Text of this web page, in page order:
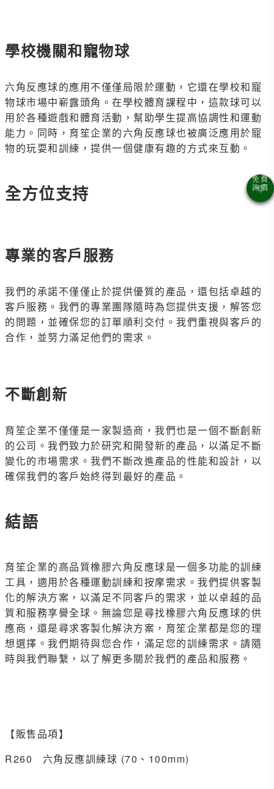
學校機關和寵物球
六角反應球的應用不僅僅局限於運動，它還在學校和寵
物球市場中嶄露頭角。在學校體育課程中，這款球可以
用於各種遊戲和體育活動，幫助學生提高協調性和運動
能力。同時，育笙企業的六角反應球也被廣泛應用於寵
物的玩耍和訓練，提供一個健康有趣的方式來互動。
全方位支持
專業的客戶服務
我們的承諾不僅僅止於提供優質的產品，還包括卓越的
客戶服務。我們的專業團隊隨時為您提供支援，解答您
的問題，並確保您的訂單順利交付。我們重視與客戶的
合作，並努力滿足他們的需求。
不斷創新
育笙企業不僅僅是一家製造商，我們也是一個不斷創新
的公司。我們致力於研究和開發新的產品，以滿足不斷
變化的市場需求。我們不斷改進產品的性能和設計，以
確保我們的客戶始終得到最好的產品。
結語
育笙企業的高品質橡膠六角反應球是一個多功能的訓練
工具，適用於各種運動訓練和按摩需求。我們提供客製
化的解決方案，以滿足不同客戶的需求，並以卓越的品
質和服務享譽全球。無論您是尋找橡膠六角反應球的供
應商，還是尋求客製化解決方案，育笙企業都是您的理
想選擇。我們期待與您合作，滿足您的訓練需求。請隨
時與我們聯繫，以了解更多關於我們的產品和服務。
【販售品項】
R260 六角反應訓練球 (70、100mm)